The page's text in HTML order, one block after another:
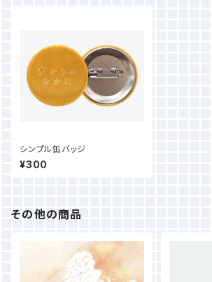
シンプル缶バッジ
¥300
その他の商品